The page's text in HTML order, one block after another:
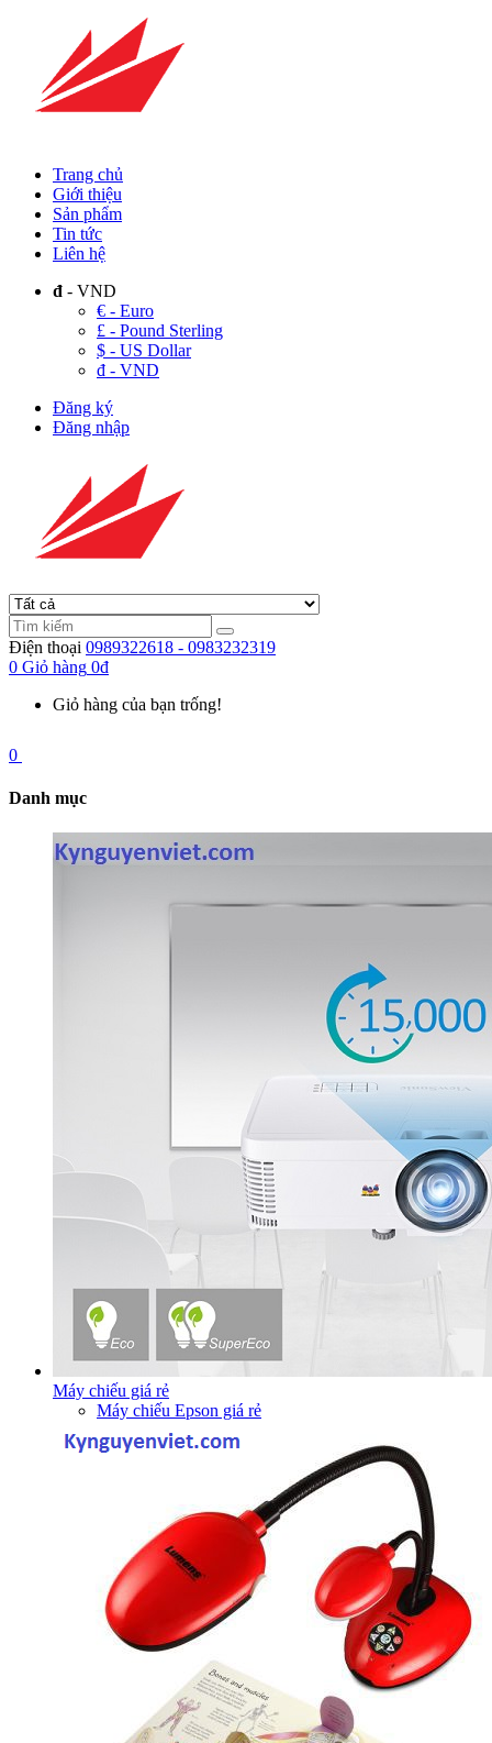
Trang chủ
Giới thiệu
Sản phẩm
Tin tức
Liên hệ
đ - VND
€ - Euro
£ - Pound Sterling
$ - US Dollar
đ - VND
Đăng ký
Đăng nhập
Điện thoại 0989322618 - 0983232319
0 Giỏ hàng 0đ
Giỏ hàng của bạn trống!
0
Danh mục
Máy chiếu giá rẻ
Máy chiếu Epson giá rẻ